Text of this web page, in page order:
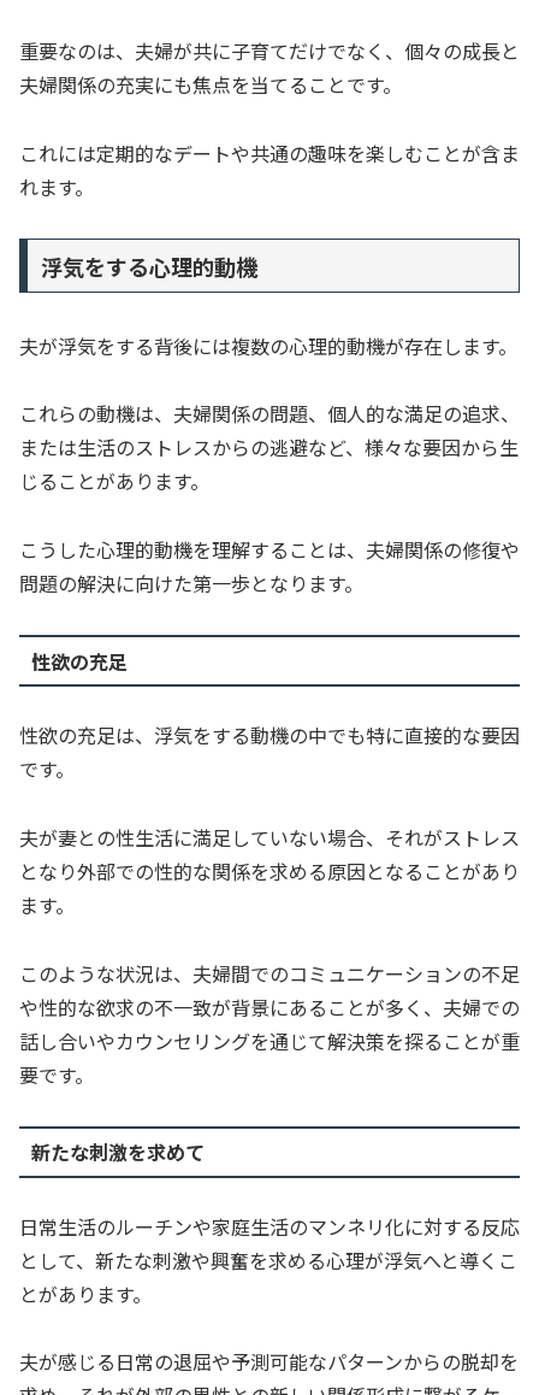
重要なのは、夫婦が共に子育てだけでなく、個々の成長と
夫婦関係の充実にも焦点を当てることです。
これには定期的なデートや共通の趣味を楽しむことが含ま
れます。
浮気をする心理的動機
夫が浮気をする背後には複数の心理的動機が存在します。
これらの動機は、夫婦関係の問題、個人的な満足の追求、
または生活のストレスからの逃避など、様々な要因から生
じることがあります。
こうした心理的動機を理解することは、夫婦関係の修復や
問題の解決に向けた第一歩となります。
性欲の充足
性欲の充足は、浮気をする動機の中でも特に直接的な要因
です。
夫が妻との性生活に満足していない場合、それがストレス
となり外部での性的な関係を求める原因となることがあり
ます。
このような状況は、夫婦間でのコミュニケーションの不足
や性的な欲求の不一致が背景にあることが多く、夫婦での
話し合いやカウンセリングを通じて解決策を探ることが重
要です。
新たな刺激を求めて
日常生活のルーチンや家庭生活のマンネリ化に対する反応
として、新たな刺激や興奮を求める心理が浮気へと導くこ
とがあります。
夫が感じる日常の退屈や予測可能なパターンからの脱却を